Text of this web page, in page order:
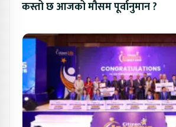
कस्तो छ आजको मौसम पूर्वानुमान ?